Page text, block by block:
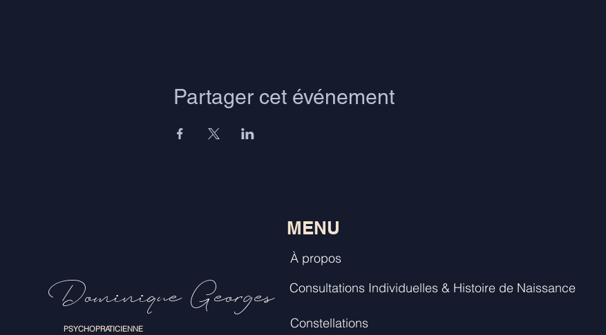
Partager cet événement
Dominique Georges
PSYCHOPRATICIENNE
MENU
À propos
Consultations Individuelles & Histoire de Naissance
Constellations